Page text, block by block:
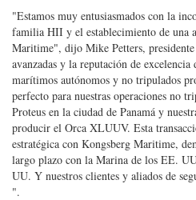
"Estamos muy entusiasmados con la
familia HII y el establecimiento de una
Maritime", dijo Mike Petters,
avanzadas y la reputación de
marítimos autónomos y no tripulados
perfecto para nuestras operaciones no
Proteus en la ciudad de Panamá y
producir el Orca XLUUV. Esta
estratégica con Kongsberg Maritime,
largo plazo con la Marina de los EE.
UU. Y nuestros clientes y aliados de
".